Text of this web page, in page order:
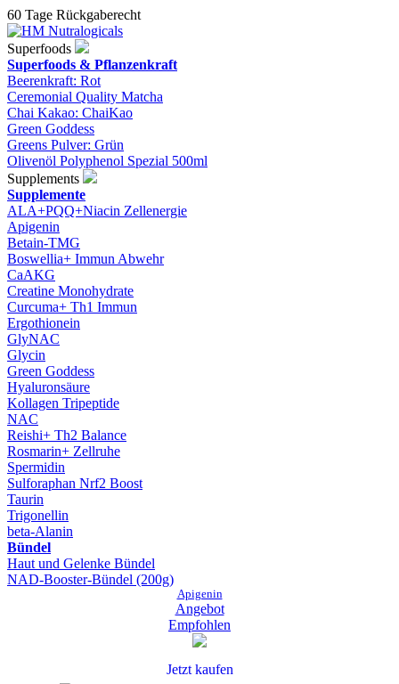
60 Tage Rückgaberecht
Superfoods
Superfoods & Pflanzenkraft
Beerenkraft: Rot
Ceremonial Quality Matcha
Chai Kakao: ChaiKao
Green Goddess
Greens Pulver: Grün
Olivenöl Polyphenol Spezial 500ml
Supplements
Supplemente
ALA+PQQ+Niacin Zellenergie
Apigenin
Betain-TMG
Boswellia+ Immun Abwehr
CaAKG
Creatine Monohydrate
Curcuma+ Th1 Immun
Ergothionein
GlyNAC
Glycin
Green Goddess
Hyaluronsäure
Kollagen Tripeptide
NAC
Reishi+ Th2 Balance
Rosmarin+ Zellruhe
Spermidin
Sulforaphan Nrf2 Boost
Taurin
Trigonellin
beta-Alanin
Bündel
Haut und Gelenke Bündel
NAD-Booster-Bündel (200g)
Apigenin
Angebot
Empfohlen
Jetzt kaufen